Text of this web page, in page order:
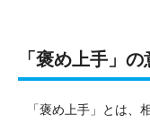
「褒め上手」
「褒め上手」とは、